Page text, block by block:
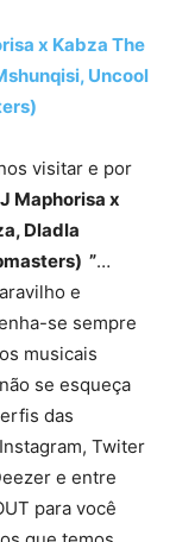
x Kabza The
Uncool
visitar e por
Maphorisa x
Dladla
”…
e
se sempre
musicais
se esqueça
das
Twiter
e entre
para você